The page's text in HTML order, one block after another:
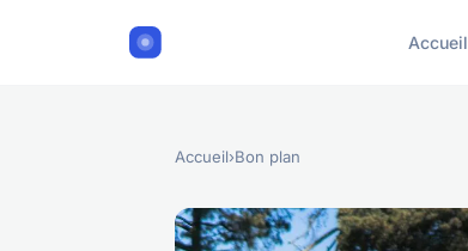
Accueil
Accueil›Bon plan